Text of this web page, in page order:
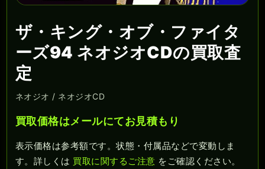
ザ・キング・オブ・ファイタ
ーズ94 ネオジオCDの買取査
定
ネオジオ / ネオジオCD
買取価格はメールにてお見積もり
表示価格は参考額です。状態・付属品などで変動しま
す。詳しくは 買取に関するご注意 をご確認ください。